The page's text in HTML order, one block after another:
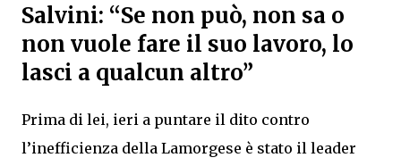
Salvini: “Se non può, non sa o
non vuole fare il suo lavoro, lo
lasci a qualcun altro”
Prima di lei, ieri a puntare il dito contro
l’inefficienza della Lamorgese è stato il leader